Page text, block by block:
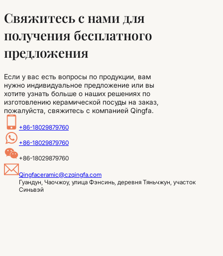
Свяжитесь с нами для
получения бесплатного
предложения
Если у вас есть вопросы по продукции, вам
нужно индивидуальное предложение или вы
хотите узнать больше о наших решениях по
изготовлению керамической посуды на заказ,
пожалуйста, свяжитесь с компанией Qingfa.
+86-18029879760
+86-18029879760
+86-18029879760
Qingfaceramic@czqingfa.com
Гуандун, Чаочжоу, улица Фэнсинь, деревня Тяньчжун, участок
Синьвэй